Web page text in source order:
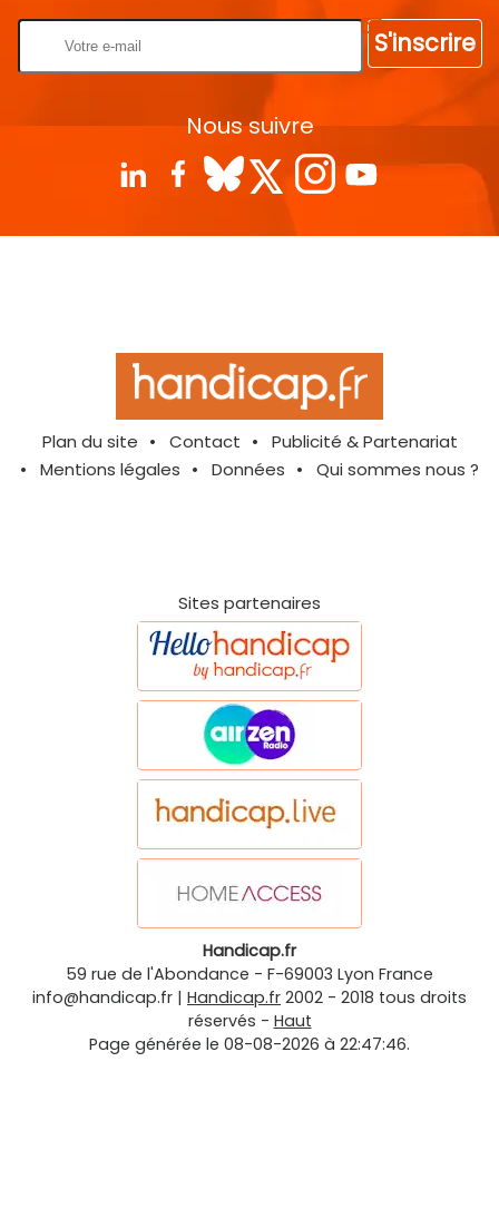
S'inscrire
Nous suivre
Plan du site Contact
Publicité & Partenariat
Mentions légales
Données Qui sommes nous ?
Sites partenaires
Handicap.fr
59 rue de l'Abondance - F-69003 Lyon France
info@handicap.fr | Handicap.fr 2002 - 2018 tous droits
réservés - Haut
Page générée le 08-08-2026 à 22:47:46.